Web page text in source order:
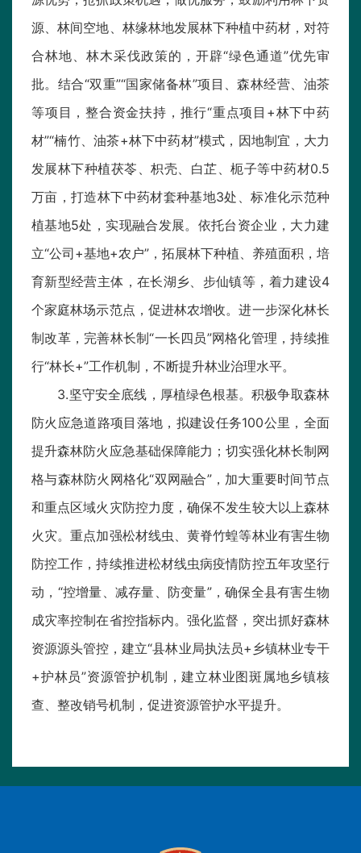
源、林间空地、林缘林地发展林下种植中药材，对符
合林地、林木采伐政策的，开辟“绿色通道”优先审
批。结合“双重”“国家储备林”项目、森林经营、油茶
等项目，整合资金扶持，推行“重点项目+林下中药
材”“楠竹、油茶+林下中药材”模式，因地制宜，大力
发展林下种植茯苓、枳壳、白芷、枙子等中药材0.5
万亩，打造林下中药材套种基地3处、标准化示范种
植基地5处，实现融合发展。依托台资企业，大力建
立“公司+基地+农户”，拓展林下种植、养殖面积，培
育新型经营主体，在长湖乡、步仙镇等，着力建设4
个家庭林场示范点，促进林农增收。进一步深化林长
制改革，完善林长制“一长四员”网格化管理，持续推
行“林长+”工作机制，不断提升林业治理水平。
3.坚守安全底线，厚植绿色根基。积极争取森林
防火应急道路项目落地，拟建设任务100公里，全面
提升森林防火应急基础保障能力；切实强化林长制网
格与森林防火网格化“双网融合”，加大重要时间节点
和重点区域火灾防控力度，确保不发生较大以上森林
火灾。重点加强松材线虫、黄脊竹蝗等林业有害生物
防控工作，持续推进松材线虫病疫情防控五年攻坚行
动，“控增量、减存量、防变量”，确保全县有害生物
成灾率控制在省控指标内。强化监督，突出抓好森林
资源源头管控，建立“县林业局执法员+乡镇林业专干
+护林员”资源管护机制，建立林业图斑属地乡镇核
查、整改销号机制，促进资源管护水平提升。